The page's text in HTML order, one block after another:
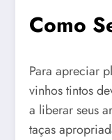
Como
Para apreciar
vinhos tintos
a liberar seus
taças